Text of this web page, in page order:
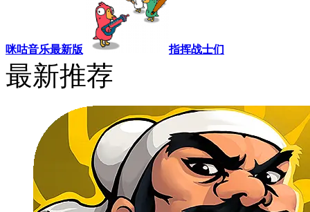
咪咕音乐最新版 指挥战士们
最新推荐